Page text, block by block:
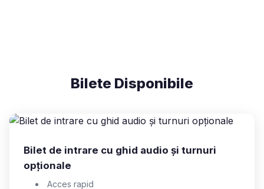
Bilete Disponibile
Bilet de intrare cu ghid audio și turnuri
opționale
Acces rapid